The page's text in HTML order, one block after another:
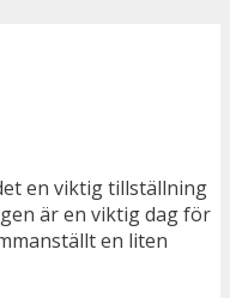
en viktig tillställning
är en viktig dag för
en liten